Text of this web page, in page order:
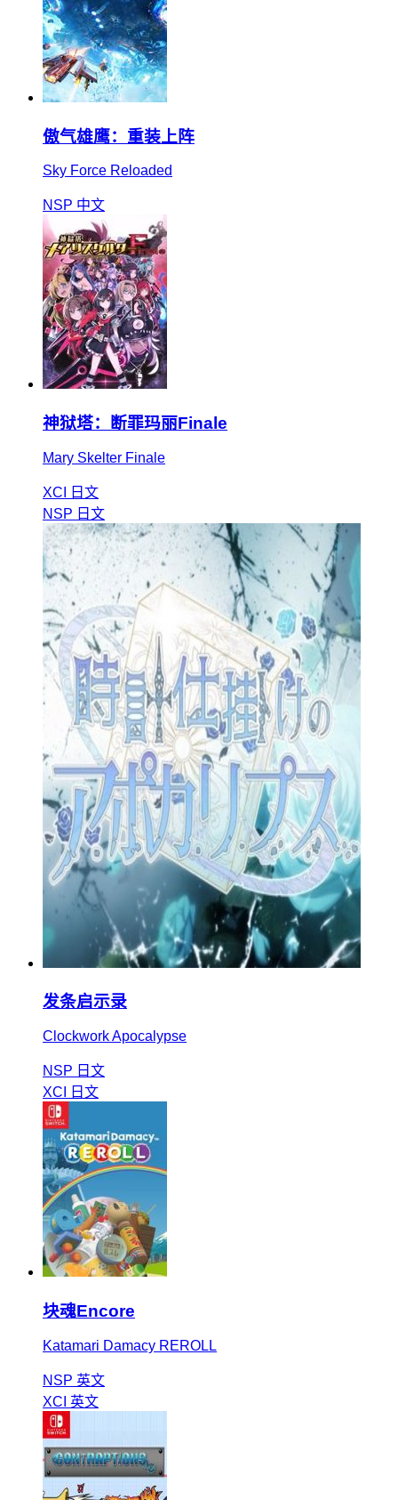
傲气雄鹰：重装上阵
Sky Force Reloaded
NSP 中文
神狱塔：断罪玛丽Finale
Mary Skelter Finale
XCI
日文
NSP 日文
发条启示录
Clockwork Apocalypse
NSP 日文
XCI
日文
块魂Encore
Katamari Damacy REROLL
NSP 英文
XCI 英文